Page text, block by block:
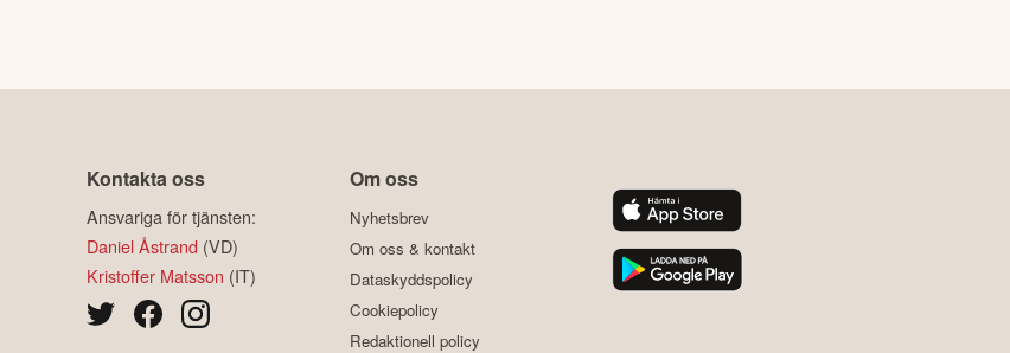
Kontakta oss
Ansvariga för tjänsten:
Daniel Åstrand (VD)
Kristoffer Matsson (IT)
Om oss
Nyhetsbrev
Om oss & kontakt
Dataskyddspolicy
Cookiepolicy
Redaktionell policy